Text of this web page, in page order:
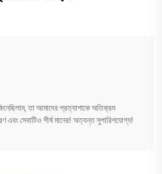
তা আমাদের প্রত্যাশাকে অতিক্রম
এবং সেবাটিও শীর্ষ মানের! অত্যন্ত সুপারিশযোগ্য!